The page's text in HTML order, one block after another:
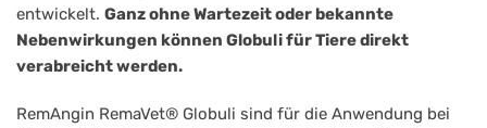
entwickelt. Ganz ohne Wartezeit oder bekannte
Nebenwirkungen können Globuli für Tiere direkt
verabreicht werden.
RemAngin RemaVet® Globuli sind für die Anwendung bei